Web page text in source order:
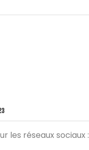
les réseaux sociaux :